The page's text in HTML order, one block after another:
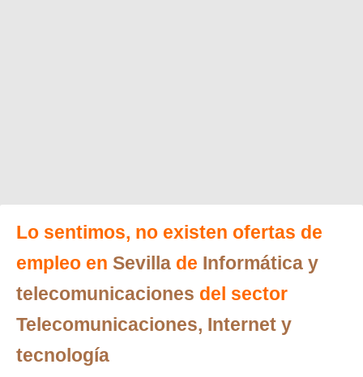
Lo sentimos, no existen ofertas de
empleo en Sevilla de Informática y
telecomunicaciones del sector
Telecomunicaciones, Internet y
tecnología